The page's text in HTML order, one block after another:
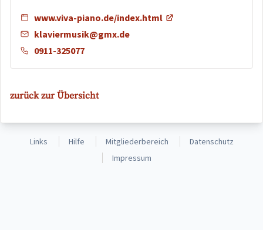
www.viva-piano.de/index.html
klaviermusik@gmx.de
0911-325077
zurück zur Übersicht
Links Hilfe Mitgliederbereich
Datenschutz
Impressum